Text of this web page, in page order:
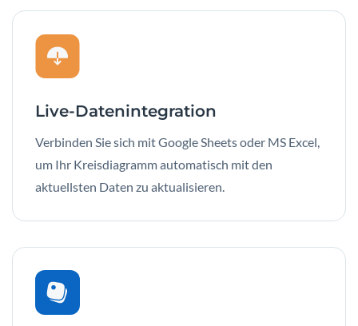
Live-Datenintegration
Verbinden Sie sich mit Google Sheets oder MS Excel,
um Ihr Kreisdiagramm automatisch mit den
aktuellsten Daten zu aktualisieren.